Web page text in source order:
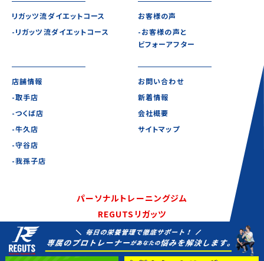
リガッツ流ダイエットコース
-リガッツ流ダイエットコース
お客様の声
-お客様の声と
ビフォーアフター
店舗情報
-取手店
-つくば店
-牛久店
-守谷店
-我孫子店
お問い合わせ
新着情報
会社概要
サイトマップ
パーソナルトレーニングジム
REGUTSリガッツ